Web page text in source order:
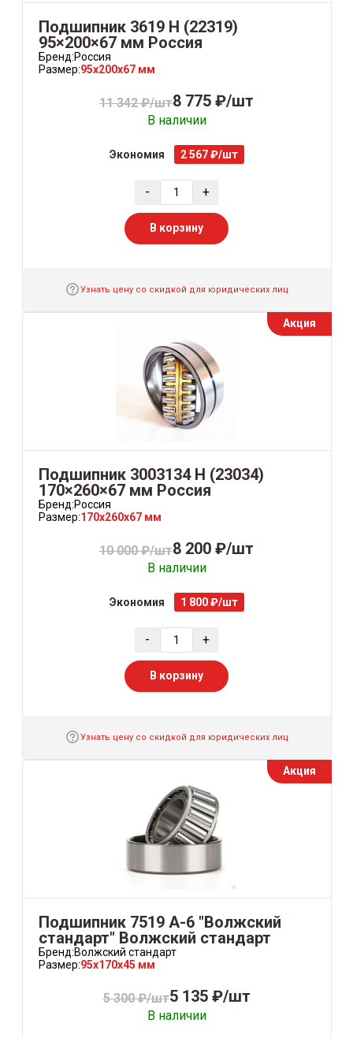
Подшипник 3619 H (22319)
95×200×67 мм Россия
Бренд:Россия
Размер:95x200x67 мм
11 342 ₽/шт8 775 ₽/шт
В наличии
Экономия 2 567 ₽/шт
- +
В корзину
Узнать цену со скидкой для юридических лиц
Акция
Подшипник 3003134 Н (23034)
170×260×67 мм Россия
Бренд:Россия
Размер:170x260x67 мм
10 000 ₽/шт8 200 ₽/шт
В наличии
Экономия 1 800 ₽/шт
- +
В корзину
Узнать цену со скидкой для юридических лиц
Акция
Подшипник 7519 А-6 "Волжский
стандарт" Волжский стандарт
Бренд:Волжский стандарт
Размер:95x170x45 мм
5 300 ₽/шт5 135 ₽/шт
В наличии